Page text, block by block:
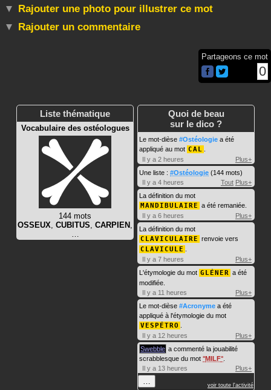
Rajouter une photo pour illustrer ce mot
Rajouter un commentaire
Partageons ce mot
0
Liste thématique
Vocabulaire des ostéologues
144 mots
OSSEUX, CUBITUS, CARPIEN ,
…
Quoi de beau
sur le dico ?
Le mot-dièse #Ostéologie a été
appliqué au mot CAL
Il y a 2 heures
Plus+
Une liste : #Ostéologie (144 mots)
Il y a 4 heures
Tout Plus+
La définition du mot
MANDIBULAIRE a été remaniée.
Il y a 6 heures
Plus+
La définition du mot
CLAVICULAIRE renvoie vers
CLAVICULE
Il y a 7 heures
Plus+
L'étymologie du mot GLÉNER a été
modifiée.
Il y a 11 heures
Plus+
Le mot-dièse #Acronyme a été
appliqué à l'étymologie du mot
VESPÉTRO
Il y a 12 heures
Plus+
Swebble a commenté la jouabilité
scrabblesque du mot MILF
Il y a 13 heures
Plus+
… voir toute l'activité